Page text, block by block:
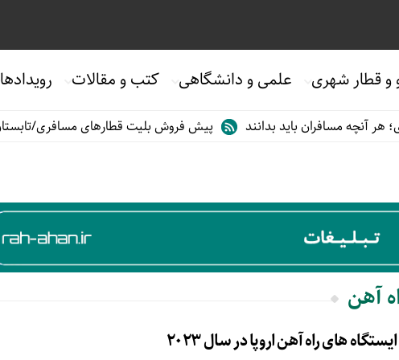
و قطار شهری علمی و دانشگاهی کتب و مقالات رویدادها
آنچه مسافران باید بدانند پیش فروش بلیت قطارهای مسافری/تابستان۱۴۰۵
آهن
های راه آهن اروپا در سال ۲۰۲۳